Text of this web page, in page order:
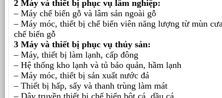
2 Máy và thiết bị phục vụ lâm nghiệp:
– Máy chế biến gỗ và lâm sản ngoài gỗ
– Máy móc, thiết bị chế biến viên năng lượng từ mùn
chế biến gỗ
3 Máy và thiết bị phục vụ thủy sản:
– Máy, thiết bị làm lạnh, cấp đông
– Hệ thống kho lạnh và tủ bảo quản, hầm lạnh
– Máy móc, thiết bị sản xuất nước đá
– Thiết bị hấp, sấy và thanh trùng làm mát
– Dây truyền thiết bị chế biến bột cá, dầu cá.